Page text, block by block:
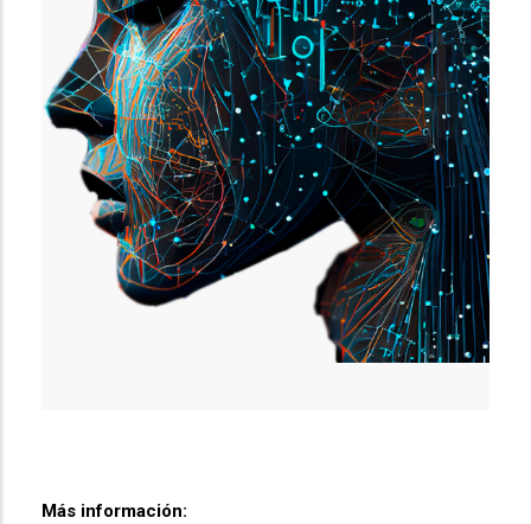
Más información: